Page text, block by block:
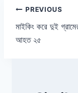
Post
PREVIOUS
মাইকিং করে দুই
আহত ২৫